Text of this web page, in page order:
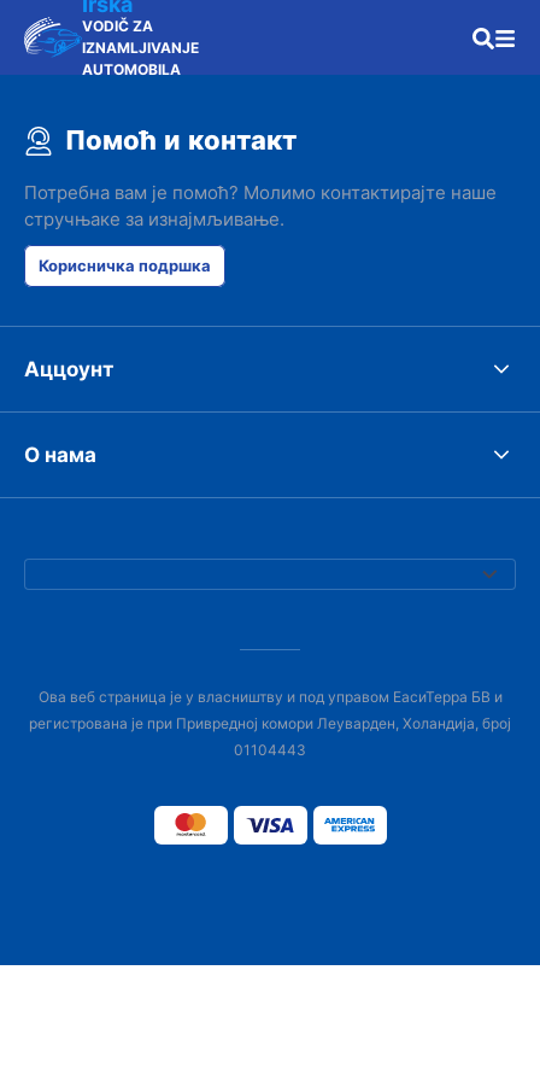
VODIČ ZA
IZNAMLJIVANJE
AUTOMOBILA
Помоћ и контакт
Потребна вам је помоћ? Молимо контактирајте наше
стручњаке за изнајмљивање.
Корисничка подршка
Аццоунт
О нама
Ова веб страница је у власништву и под управом ЕасиТерра БВ и
регистрована је при Привредној комори Леуварден, Холандија, број
01104443